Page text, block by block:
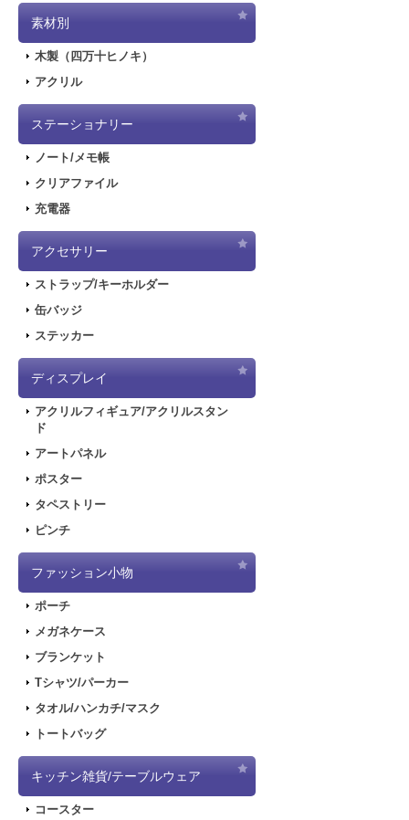
素材別
木製（四万十ヒノキ）
アクリル
ステーショナリー
ノート/メモ帳
クリアファイル
充電器
アクセサリー
ストラップ/キーホルダー
缶バッジ
ステッカー
ディスプレイ
アクリルフィギュア/アクリルスタン
ド
アートパネル
ポスター
タペストリー
ピンチ
ファッション小物
ポーチ
メガネケース
ブランケット
Tシャツ/パーカー
タオル/ハンカチ/マスク
トートバッグ
キッチン雑貨/テーブルウェア
コースター